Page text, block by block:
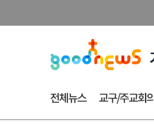
전체뉴스 교구/주교회의